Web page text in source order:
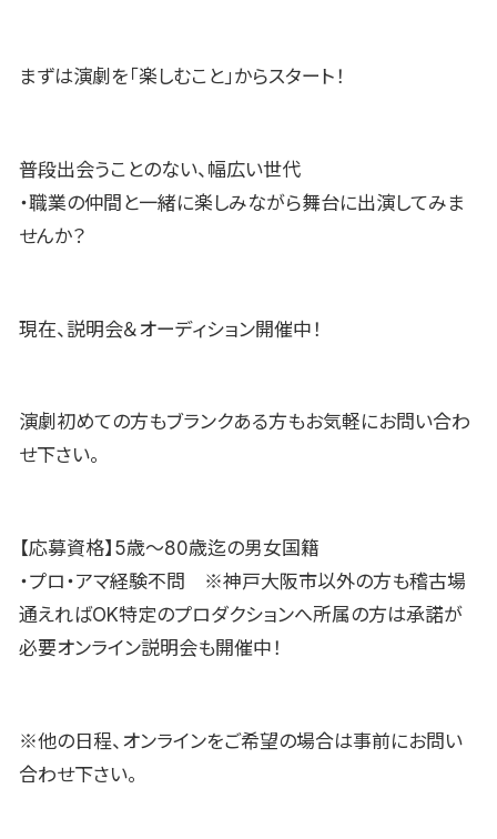
まずは演劇を「楽しむこと」からスタート！
普段出会うことのない、幅広い世代
・職業の仲間と一緒に楽しみながら舞台に出演してみま
せんか？
現在、説明会＆オーディション開催中！
演劇初めての方もブランクある方もお気軽にお問い合わ
せ下さい。
【応募資格】5歳〜80歳迄の男女国籍
・プロ・アマ経験不問 ※神戸大阪市以外の方も稽古場
通えればOK特定のプロダクションへ所属の方は承諾が
必要オンライン説明会も開催中！
※他の日程、オンラインをご希望の場合は事前にお問い
合わせ下さい。